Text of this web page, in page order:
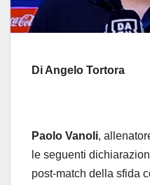
Di Angelo Tortora
Paolo Vanoli,
le seguenti
post-match della sfida